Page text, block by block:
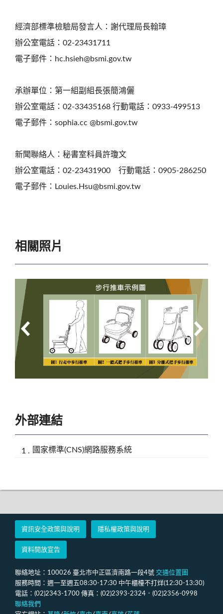
經濟部標準檢驗局發言人：謝代理局長翰璋
辦公室電話：02-23431711
電子郵件：hc.hsieh@bsmi.gov.tw
承辦單位：第一組副組長張簡鴻儷
辦公室電話：02-33435168 行動電話：0933-499513
電子郵件：sophia.cc @bsmi.gov.tw
新聞聯絡人：秘書室科員許瓊文
辦公室電話：02-23431900 行動電話：0905-286250
電子郵件：Louies.Hsu@bsmi.gov.tw
相關照片
外部連結
國家標準(CNS)網路服務系統
資訊安全政策與說明 隱私權政策與說明
資料開放宣告
聯絡地址：100026 臺北市中正區濟南路一段4號 交通位置圖
服務時間：週一至週五08:30-17:30 中午櫃檯不打烊(12:30-13:30)
電話：(02)2343-1700 傳真：(02)2393-2324．(02)2356-0998
聯絡我們